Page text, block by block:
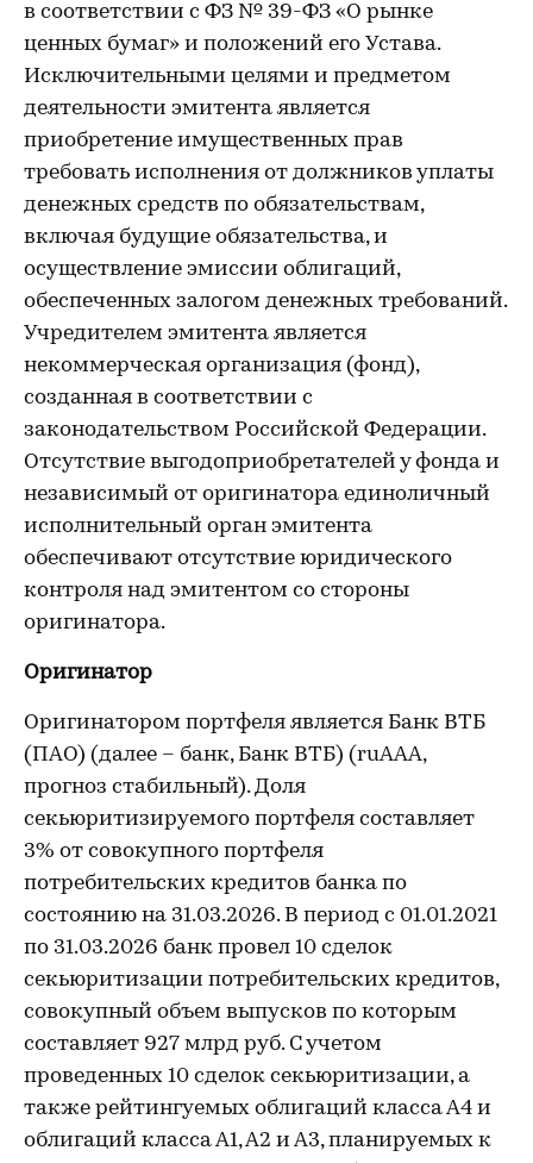
в соответствии с ФЗ № 39-ФЗ «О рынке
ценных бумаг» и положений его Устава.
Исключительными целями и предметом
деятельности эмитента является
приобретение имущественных прав
требовать исполнения от должников уплаты
денежных средств по обязательствам,
включая будущие обязательства, и
осуществление эмиссии облигаций,
обеспеченных залогом денежных требований.
Учредителем эмитента является
некоммерческая организация (фонд),
созданная в соответствии с
законодательством Российской Федерации.
Отсутствие выгодоприобретателей у фонда и
независимый от оригинатора единоличный
исполнительный орган эмитента
обеспечивают отсутствие юридического
контроля над эмитентом со стороны
оригинатора.
Оригинатор
Оригинатором портфеля является Банк ВТБ
(ПАО) (далее – банк, Банк ВТБ) (ruAAA,
прогноз стабильный). Доля
секьюритизируемого портфеля составляет
3% от совокупного портфеля
потребительских кредитов банка по
состоянию на 31.03.2026. В период с 01.01.2021
по 31.03.2026 банк провел 10 сделок
секьюритизации потребительских кредитов,
совокупный объем выпусков по которым
составляет 927 млрд руб. С учетом
проведенных 10 сделок секьюритизации, а
также рейтингуемых облигаций класса А4 и
облигаций класса А1, А2 и А3, планируемых к